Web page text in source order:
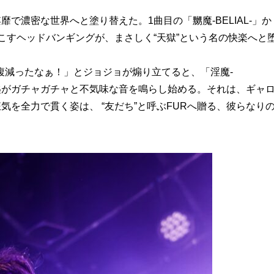
で濃密な世界へと塗り替えた。1曲目の「嬲魔-BELIAL-」か
ヘッドバンギングが、まさしく“天獄”という名の快楽へと
ったなぁ！」とジョジョが煽り立てると、「淫魔-
ガチャガチャと不気味な音を鳴らし始める。それは、ギャロ
を全力で貫く姿は、 “友だち”と呼ぶFURへ贈る、彼らなり